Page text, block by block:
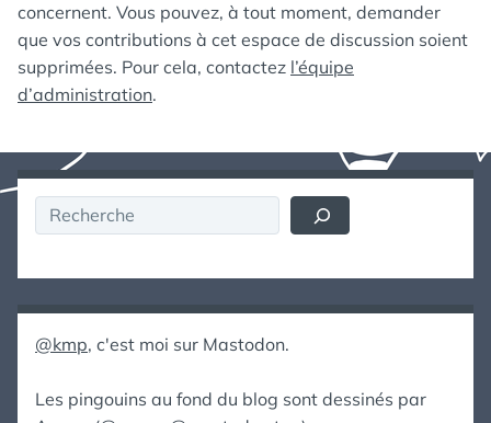
concernent. Vous pouvez, à tout moment, demander
que vos contributions à cet espace de discussion soient
supprimées. Pour cela, contactez l’équipe
d’administration.
Rechercher
@kmp, c'est moi sur Mastodon.
Les pingouins au fond du blog sont dessinés par